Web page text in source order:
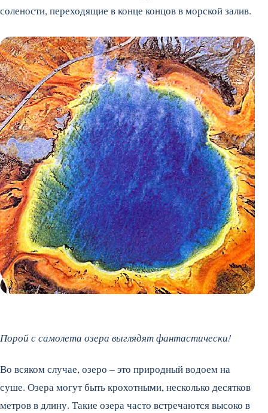
солености, переходящие в конце концов в морской залив.
Порой с самолета озера выглядят фантастически!
Во всяком случае, озеро – это природный водоем на
суше. Озера могут быть крохотными, несколько десятков
метров в длину. Такие озера часто встречаются высоко в